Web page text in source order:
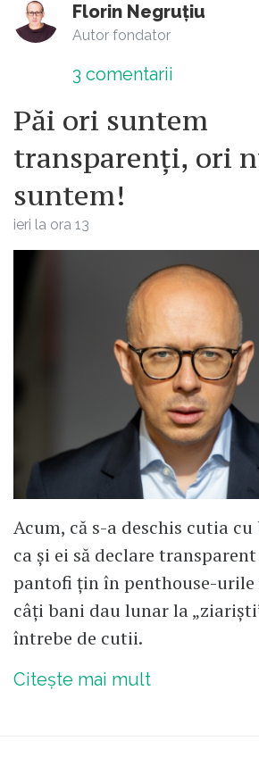
Florin Negruțiu
Autor fondator
3 comentarii
Păi ori suntem
transparenți, ori
suntem!
ieri la ora 13
Acum, că s-a deschis cutia
ca și ei să declare
pantofi țin în penthouse-urile
câți bani dau lunar la
întrebe de cutii.
Citește mai mult